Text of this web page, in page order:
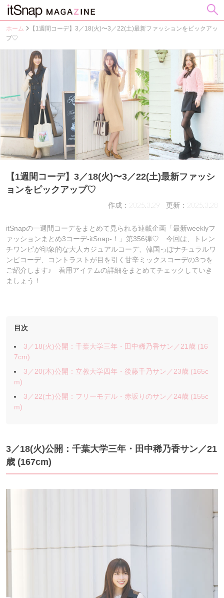
ホーム
【1週間コーデ】3／18(火)〜3／22(土)最新ファッションをピックアッ
プ♡
【1週間コーデ】3／18(火)〜3／22(土)最新ファッシ
ョンをピックアップ♡
作成：2025.3.29 更新：2025.3.28
itSnapの一週間コーデをまとめて見られる連載企画「最新weeklyフ
ァッションまとめ3コーデ-itSnap-！」第356弾♡ 今回は、トレン
チワンピが印象的な大人カジュアルコーデ、韓国っぽナチュラルワ
ンピコーデ、コントラストが目を引く甘辛ミックスコーデの3つを
ご紹介します♪ 着用アイテムの詳細をまとめてチェックしていき
ましょう！
目次
3／18(火)公開：千葉大学三年・田中稀乃香サン／21歳 (16
7cm)
3／20(木)公開：立教大学四年・後藤千乃サン／23歳 (165c
m)
3／22(土)公開：フリーモデル・赤坂りのサン／24歳 (155c
m)
3／18(火)公開：千葉大学三年・田中稀乃香サン ／21
歳 (167cm)